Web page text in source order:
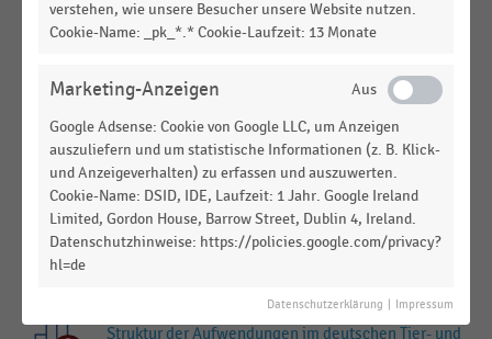
ZOOFACHHANDEL|STATISTIK
Zoofachhandel (2010-2020)
ZOOFACHHANDEL| STATISTIK
Umsatz im deutschen Tier- und Zoofachhandel
(2010-2020)
ZOOFACHHANDEL|STATISTIK
Struktur der Aufwendungen im deutschen Tier- und
STATISTIK
Struktur der Aufwendungen im deutschen Tier- und
verstehen, wie unsere Besucher unsere Website nutzen.
Cookie-Name: _pk_*.* Cookie-Laufzeit: 13 Monate
Marketing-Anzeigen
Google Adsense: Cookie von Google LLC, um Anzeigen
auszuliefern und um statistische Informationen (z. B. Klick-
und Anzeigeverhalten) zu erfassen und auszuwerten.
Cookie-Name: DSID, IDE, Laufzeit: 1 Jahr. Google Ireland
Limited, Gordon House, Barrow Street, Dublin 4, Ireland.
Datenschutzhinweise: https://policies.google.com/privacy?
hl=de
Datenschutzerklärung Impressum